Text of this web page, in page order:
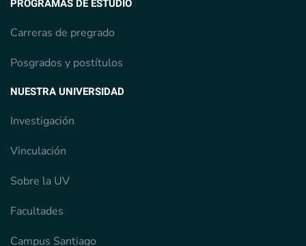
PROGRAMAS DE ESTUDIO
Carreras de pregrado
Posgrados y postítulos
NUESTRA UNIVERSIDAD
Investigación
Vinculación
Sobre la UV
Facultades
Campus Santiago